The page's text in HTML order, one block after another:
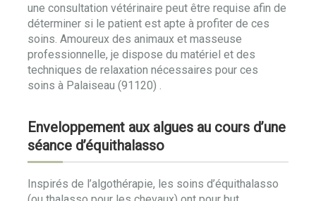
une consultation vétérinaire peut être requise afin de
déterminer si le patient est apte à profiter de ces
soins. Amoureux des animaux et masseuse
professionnelle, je dispose du matériel et des
techniques de relaxation nécessaires pour ces
soins à Palaiseau (91120) .
Enveloppement aux algues au cours d’une
séance d’équithalasso
Inspirés de l’algothérapie, les soins d’équithalasso